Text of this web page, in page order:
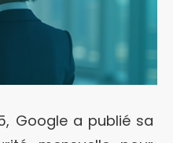
Google a publié sa